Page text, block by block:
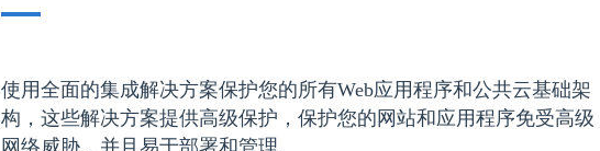
使用全面的集成解决方案保护您的所有Web应用程序和公共云基础架
构，这些解决方案提供高级保护，保护您的网站和应用程序免受高级
网络威胁，并且易于部署和管理。